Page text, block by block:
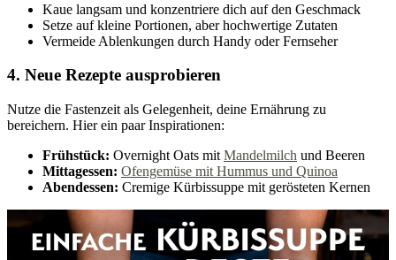
Kaue langsam und konzentriere dich auf den Geschmack
Setze auf kleine Portionen, aber hochwertige Zutaten
Vermeide Ablenkungen durch Handy oder Fernseher
4. Neue Rezepte ausprobieren
Nutze die Fastenzeit als Gelegenheit, deine Ernährung zu
bereichern. Hier ein paar Inspirationen:
Frühstück: Overnight Oats mit Mandelmilch und Beeren
Mittagessen: Ofengemüse mit Hummus und Quinoa
Abendessen: Cremige Kürbissuppe mit gerösteten Kernen